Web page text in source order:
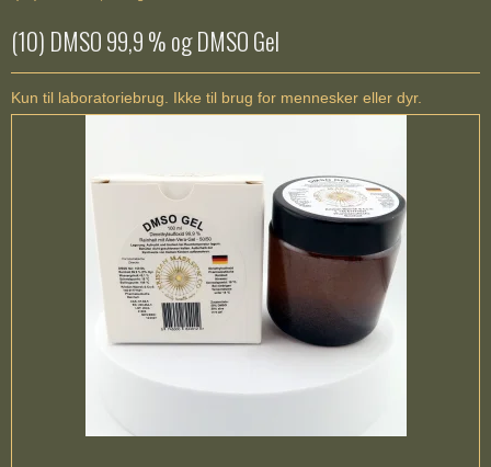
(10) DMSO 99,9 % og DMSO Gel
Kun til laboratoriebrug. Ikke til brug for mennesker eller dyr.